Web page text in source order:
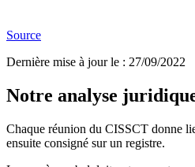
Source
Dernière mise à jour le : 27/09/2022
Notre analyse
Chaque réunion du CISSCT donne
ensuite consigné sur un registre.